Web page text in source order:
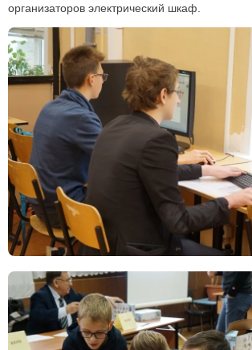
организаторов электрический шкаф.